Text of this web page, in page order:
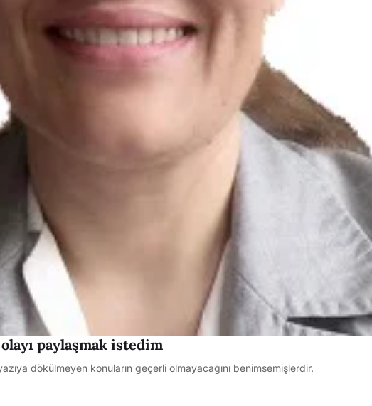
paylaşmak istedim
dökülmeyen konuların geçerli olmayacağını benimsemişlerdir.